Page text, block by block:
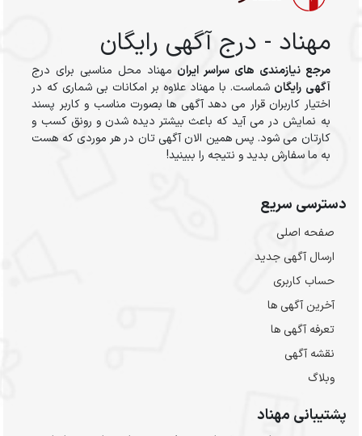
مهناد - درج آگهی رایگان
مرجع نیازمندی های سراسر ایران مهناد محل مناسبی برای درج
آگهی رایگان شماست. با مهناد علاوه بر امکانات بی شماری که در
اختیار کاربران قرار می دهد آگهی ها بصورت مناسب و کاربر پسند
به نمایش در می آید که باعث بیشتر دیده شدن و رونق کسب و
کارتان می شود. پس همین الان آگهی تان در هر موردی که هست
به ما سفارش بدید و نتیجه را ببینید!
دسترسی سریع
صفحه اصلی
ارسال‌ آگهی جدید
حساب کاربری
آخرین آگهی ها
تعرفه آگهی ها
نقشه آگهی
وبلاگ
پشتیبانی مهناد